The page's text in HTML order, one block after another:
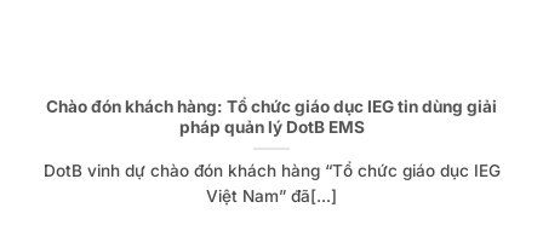
Chào đón khách hàng: Tổ chức giáo dục IEG tin dùng giải
pháp quản lý DotB EMS
DotB vinh dự chào đón khách hàng “Tổ chức giáo dục IEG
Việt Nam” đã[...]